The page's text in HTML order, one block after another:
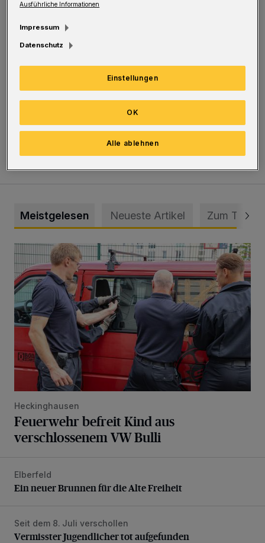
Foto: Mario Blume
Was dabei herausgekommen ist zeigen die
jugendlichen Teilnehmer am Freitag, 22. Juli
2016, zwischen 15 und 17 Uhr in der börse an
Meistgelesen Neueste Artikel Zum Thema
Feuerwehr befreit Kind aus verschlossenem VW Bulli
Heckinghausen
Feuerwehr befreit Kind aus
verschlossenem VW Bulli
Ein neuer Brunnen für die Alte Freiheit
Elberfeld
Ein neuer Brunnen für die Alte Freiheit
Vermisster Jugendlicher tot aufgefunden
Seit dem 8. Juli verschollen
Vermisster Jugendlicher tot aufgefunden
Ausführliche Informationen
Impressum
Datenschutz
Einstellungen
Alle ablehnen
OK